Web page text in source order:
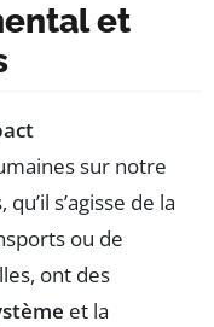
et
sur notre
s’agisse de la
ou de
ont des
et la